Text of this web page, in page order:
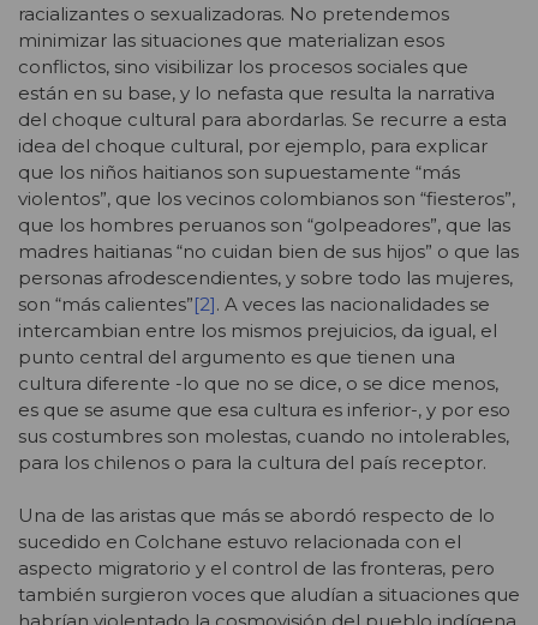
racializantes o sexualizadoras. No pretendemos
minimizar las situaciones que materializan esos
conflictos, sino visibilizar los procesos sociales que
están en su base, y lo nefasta que resulta la narrativa
del choque cultural para abordarlas. Se recurre a esta
idea del choque cultural, por ejemplo, para explicar
que los niños haitianos son supuestamente “más
violentos”, que los vecinos colombianos son “fiesteros”,
que los hombres peruanos son “golpeadores”, que las
madres haitianas “no cuidan bien de sus hijos” o que las
personas afrodescendientes, y sobre todo las mujeres,
son “más calientes”[2]. A veces las nacionalidades se
intercambian entre los mismos prejuicios, da igual, el
punto central del argumento es que tienen una
cultura diferente -lo que no se dice, o se dice menos,
es que se asume que esa cultura es inferior-, y por eso
sus costumbres son molestas, cuando no intolerables,
para los chilenos o para la cultura del país receptor.
Una de las aristas que más se abordó respecto de lo
sucedido en Colchane estuvo relacionada con el
aspecto migratorio y el control de las fronteras, pero
también surgieron voces que aludían a situaciones que